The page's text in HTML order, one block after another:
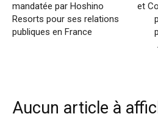
mandatée par Hoshino
Resorts pour ses relations
publiques en France
et
Aucun article à